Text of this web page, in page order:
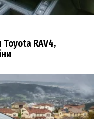
Toyota RAV4,